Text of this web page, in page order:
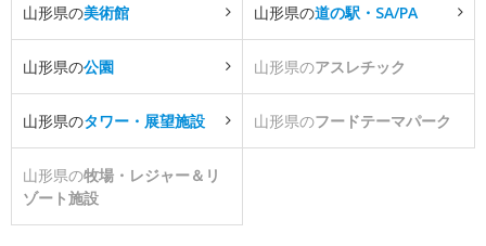
山形県の美術館 山形県の道の駅・SA/PA
山形県の公園 山形県のアスレチック
山形県のタワー・展望施設 山形県のフードテーマパーク
山形県の牧場・レジャー＆リ
ゾート施設